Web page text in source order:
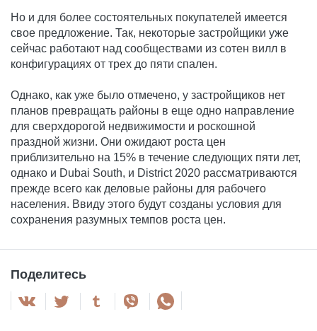
Но и для более состоятельных покупателей имеется
свое предложение. Так, некоторые застройщики уже
сейчас работают над сообществами из сотен вилл в
конфигурациях от трех до пяти спален.
Однако, как уже было отмечено, у застройщиков нет
планов превращать районы в еще одно направление
для сверхдорогой недвижимости и роскошной
праздной жизни. Они ожидают роста цен
приблизительно на 15% в течение следующих пяти лет,
однако и Dubai South, и District 2020 рассматриваются
прежде всего как деловые районы для рабочего
населения. Ввиду этого будут созданы условия для
сохранения разумных темпов роста цен.
Поделитесь